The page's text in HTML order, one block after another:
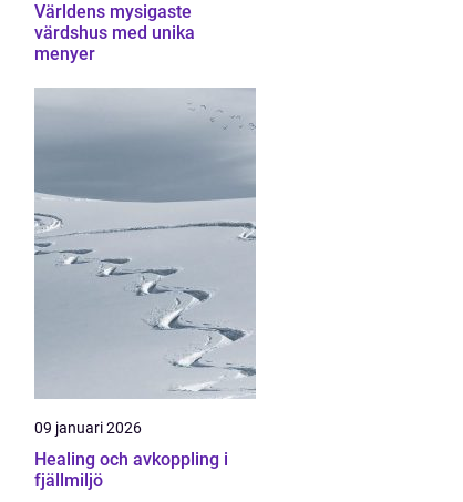
Världens mysigaste
värdshus med unika
menyer
09 januari 2026
Healing och avkoppling i
fjällmiljö